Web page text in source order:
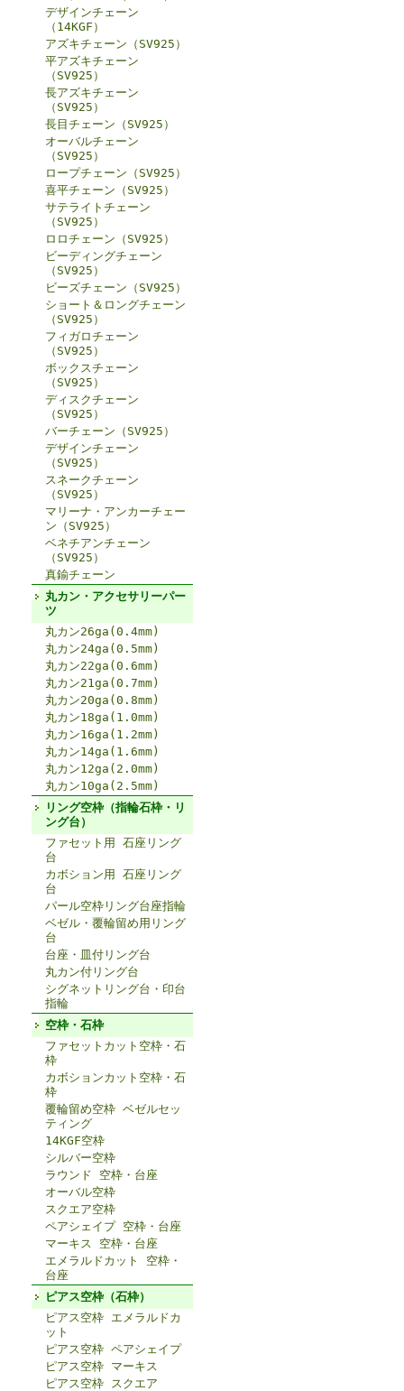
デザインチェーン
（14KGF）
アズキチェーン（SV925）
平アズキチェーン
（SV925）
長アズキチェーン
（SV925）
長目チェーン（SV925）
オーバルチェーン
（SV925）
ロープチェーン（SV925）
喜平チェーン（SV925）
サテライトチェーン
（SV925）
ロロチェーン（SV925）
ビーディングチェーン
（SV925）
ビーズチェーン（SV925）
ショート＆ロングチェーン
（SV925）
フィガロチェーン
（SV925）
ボックスチェーン
（SV925）
ディスクチェーン
（SV925）
バーチェーン（SV925）
デザインチェーン
（SV925）
スネークチェーン
（SV925）
マリーナ・アンカーチェー
ン（SV925）
ベネチアンチェーン
（SV925）
真鍮チェーン
丸カン・アクセサリーパー
ツ
丸カン26ga(0.4mm)
丸カン24ga(0.5mm)
丸カン22ga(0.6mm)
丸カン21ga(0.7mm)
丸カン20ga(0.8mm)
丸カン18ga(1.0mm)
丸カン16ga(1.2mm)
丸カン14ga(1.6mm)
丸カン12ga(2.0mm)
丸カン10ga(2.5mm)
リング空枠（指輪石枠・リ
ング台）
ファセット用 石座リング
台
カボション用 石座リング
台
パール空枠リング台座指輪
ベゼル・覆輪留め用リング
台
台座・皿付リング台
丸カン付リング台
シグネットリング台・印台
指輪
空枠・石枠
ファセットカット空枠・石
枠
カボションカット空枠・石
枠
覆輪留め空枠 ベゼルセッ
ティング
14KGF空枠
シルバー空枠
ラウンド 空枠・台座
オーバル空枠
スクエア空枠
ペアシェイプ 空枠・台座
マーキス 空枠・台座
エメラルドカット 空枠・
台座
ピアス空枠（石枠）
ピアス空枠 エメラルドカ
ット
ピアス空枠 ペアシェイプ
ピアス空枠 マーキス
ピアス空枠 スクエア